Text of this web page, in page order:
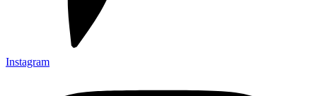
Instagram